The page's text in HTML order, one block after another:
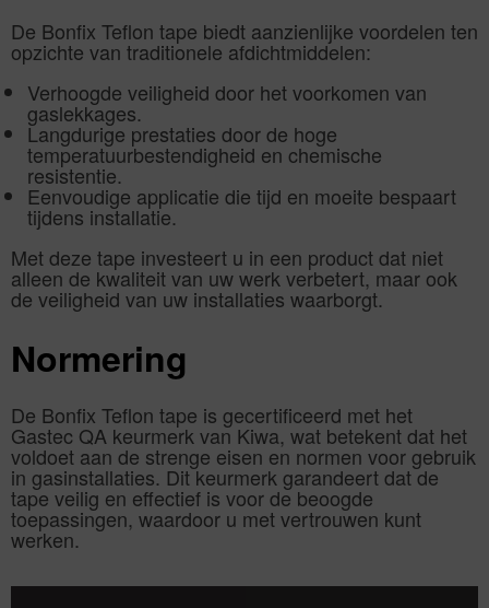
De Bonfix Teflon tape biedt aanzienlijke voordelen ten
opzichte van traditionele afdichtmiddelen:
Verhoogde veiligheid door het voorkomen van
gaslekkages.
Langdurige prestaties door de hoge
temperatuurbestendigheid en chemische
resistentie.
Eenvoudige applicatie die tijd en moeite bespaart
tijdens installatie.
Met deze tape investeert u in een product dat niet
alleen de kwaliteit van uw werk verbetert, maar ook
de veiligheid van uw installaties waarborgt.
Normering
De Bonfix Teflon tape is gecertificeerd met het
Gastec QA keurmerk van Kiwa, wat betekent dat het
voldoet aan de strenge eisen en normen voor gebruik
in gasinstallaties. Dit keurmerk garandeert dat de
tape veilig en effectief is voor de beoogde
toepassingen, waardoor u met vertrouwen kunt
werken.